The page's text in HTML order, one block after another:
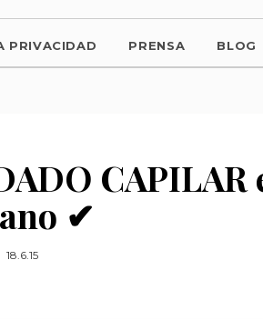
PRIVACIDAD PRENSA BLOG
CAPILAR
✔
18.6.15